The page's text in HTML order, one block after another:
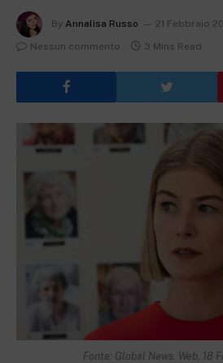
By Annalisa Russo
21 Febbraio
Nessun commento
3 Mins Read
Fonte: Global News. Web, 18